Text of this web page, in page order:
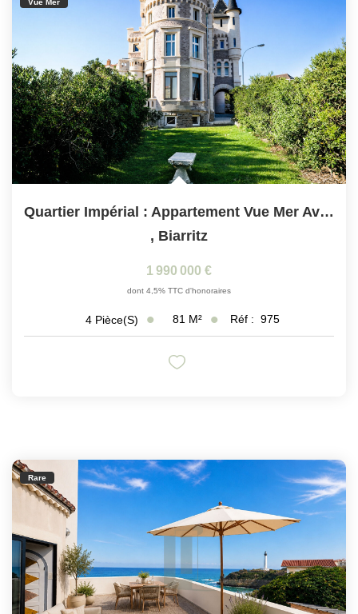
Vue Mer
Quartier Impérial : Appartement Vue Mer Avec Jardin Privatif
, Biarritz
1 990 000 €
dont 4,5% TTC d'honoraires
4 Pièce(s) 81 M² Réf : 975
Rare